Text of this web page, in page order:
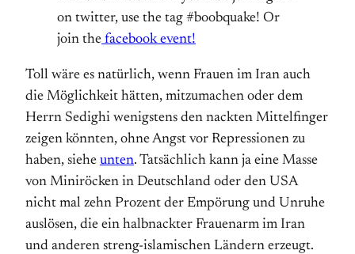
on twitter, use the tag #boobquake! Or
join the facebook event!
Toll wäre es natürlich, wenn Frauen im Iran auch
die Möglichkeit hätten, mitzumachen oder dem
Herrn Sedighi wenigstens den nackten Mittelfinger
zeigen könnten, ohne Angst vor Repressionen zu
haben, siehe unten. Tatsächlich kann ja eine Masse
von Miniröcken in Deutschland oder den USA
nicht mal zehn Prozent der Empörung und Unruhe
auslösen, die ein halbnackter Frauenarm im Iran
und anderen streng-islamischen Ländern erzeugt.